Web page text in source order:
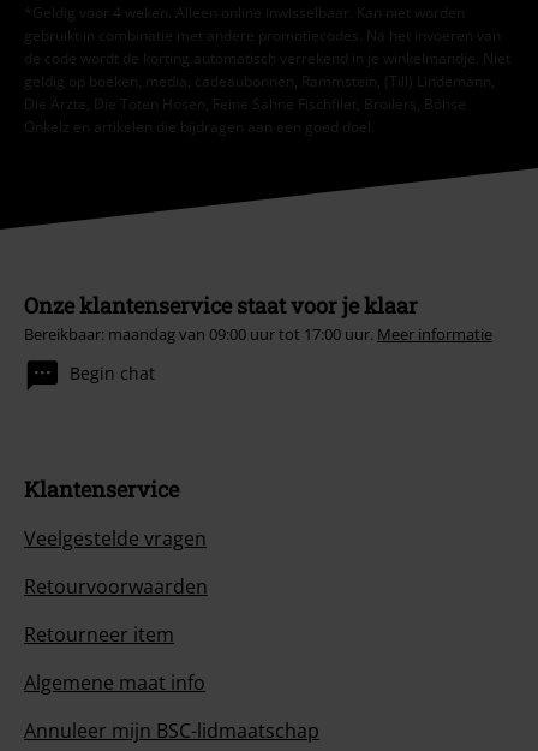
*Geldig voor 4 weken. Alleen online inwisselbaar. Kan niet worden
gebruikt in combinatie met andere promotiecodes. Na het invoeren van
de code wordt de korting automatisch verrekend in je winkelmandje. Niet
geldig op boeken, media, cadeaubonnen, Rammstein, (Till) Lindemann,
Die Ärzte, Die Toten Hosen, Feine Sahne Fischfilet, Broilers, Böhse
Onkelz en artikelen die bijdragen aan een goed doel.
Onze klantenservice staat voor je klaar
Bereikbaar: maandag van 09:00 uur tot 17:00 uur. Meer informatie
Begin chat
Klantenservice
Veelgestelde vragen
Retourvoorwaarden
Retourneer item
Algemene maat info
Annuleer mijn BSC-lidmaatschap